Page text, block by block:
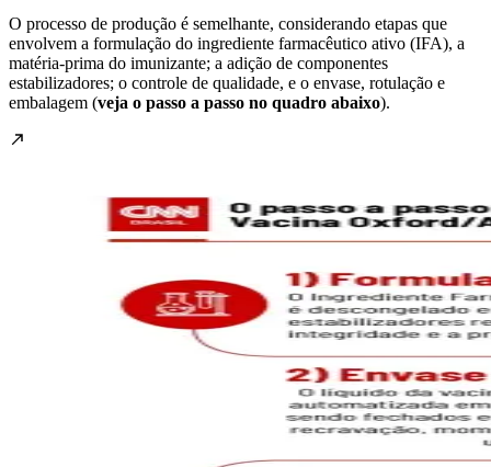
O processo de produção é semelhante, considerando etapas que
envolvem a formulação do ingrediente farmacêutico ativo (IFA), a
matéria-prima do imunizante; a adição de componentes
estabilizadores; o controle de qualidade, e o envase, rotulação e
embalagem (veja o passo a passo no quadro abaixo).